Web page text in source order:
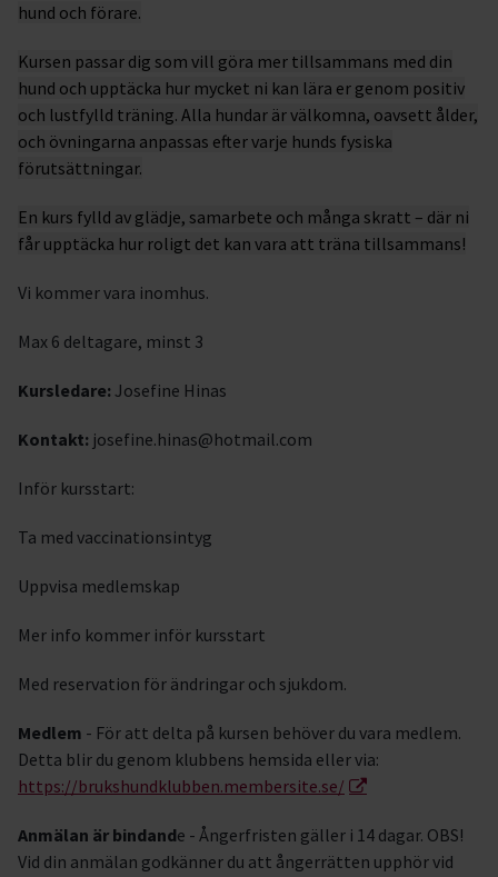
hund och förare.
Kursen passar dig som vill göra mer tillsammans med din
hund och upptäcka hur mycket ni kan lära er genom positiv
och lustfylld träning. Alla hundar är välkomna, oavsett ålder,
och övningarna anpassas efter varje hunds fysiska
förutsättningar.
En kurs fylld av glädje, samarbete och många skratt – där ni
får upptäcka hur roligt det kan vara att träna tillsammans!
Vi kommer vara inomhus.
Max 6 deltagare, minst 3
Kursledare: Josefine Hinas
Kontakt: josefine.hinas@hotmail.com
Inför kursstart:
Ta med vaccinationsintyg
Uppvisa medlemskap
Mer info kommer inför kursstart
Med reservation för ändringar och sjukdom.
Medlem - För att delta på kursen behöver du vara medlem.
Detta blir du genom klubbens hemsida eller via:
https://brukshundklubben.membersite.se/
Anmälan är bindande - Ångerfristen gäller i 14 dagar. OBS!
Vid din anmälan godkänner du att ångerrätten upphör vid